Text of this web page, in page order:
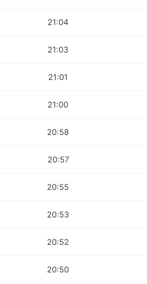
21:04
21:03
21:01
21:00
20:58
20:57
20:55
20:53
20:52
20:50